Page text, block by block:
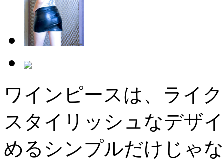
ワインピースは、ライ
スタイリッシュなデザ
めるシンプルだけじゃ